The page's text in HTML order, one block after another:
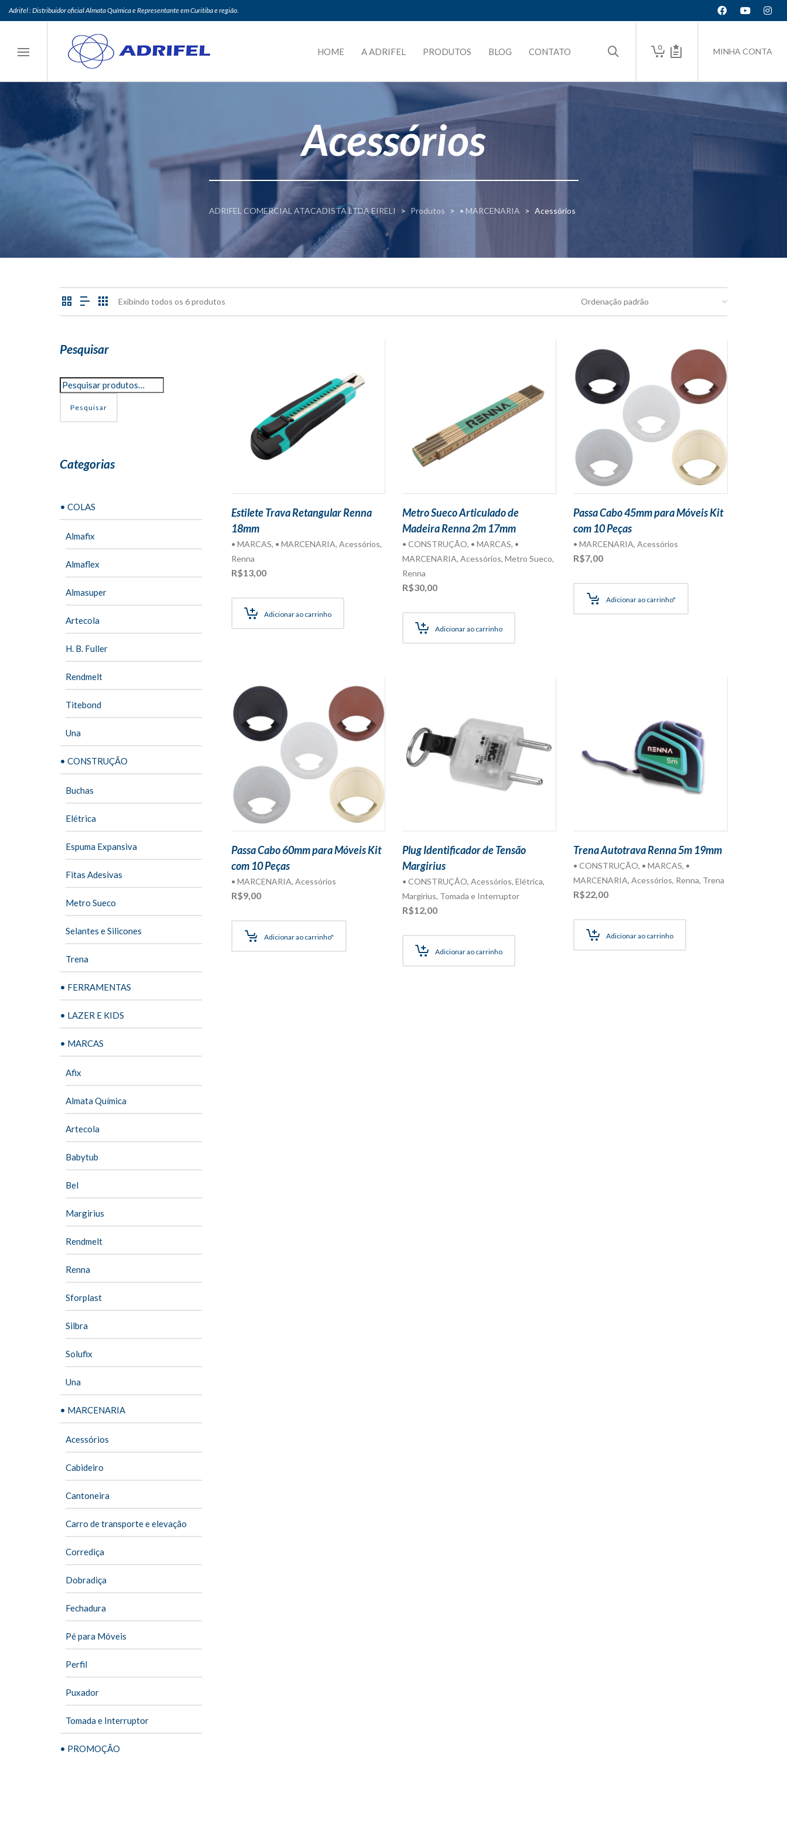
Adrifel : Distribuidor oficial Almata Química e Representante em Curitiba e região.
0 MINHA CONTA
HOME A ADRIFEL PRODUTOS BLOG CONTATO
Acessórios
ADRIFEL COMERCIAL ATACADISTA LTDA EIRELI > Produtos > • MARCENARIA > Acessórios
Exibindo todos os 6 produtos
Estilete Trava Retangular Renna
18mm
• MARCAS, • MARCENARIA, Acessórios,
Renna
R$13,00
Adicionar ao carrinho
Metro Sueco Articulado de
Madeira Renna 2m 17mm
• CONSTRUÇÃO, • MARCAS, •
MARCENARIA, Acessórios, Metro Sueco,
Renna
R$30,00
Adicionar ao carrinho
Passa Cabo 45mm para Móveis Kit
com 10 Peças
• MARCENARIA,Acessórios
R$7,00
Adicionar ao carrinho"
Passa Cabo 60mm para Móveis Kit
com 10 Peças
• MARCENARIA, Acessórios
R$9,00
Adicionar ao carrinho"
Plug Identificador de Tensão
Margirius
• CONSTRUÇÃO, Acessórios, Elétrica,
Margirius, Tomada e Interruptor
R$12,00
Adicionar ao carrinho
Trena Autotrava Renna 5m 19mm
• CONSTRUÇÃO, • MARCAS, •
MARCENARIA,Acessórios, Renna, Trena
R$22,00
Adicionar ao carrinho
Pesquisar
Pesquisar
Categorias
• COLAS
Almafix
Almaflex
Almasuper
Artecola
H. B. Fuller
Rendmelt
Titebond
Una
• CONSTRUÇÃO
Buchas
Elétrica
Espuma Expansiva
Fitas Adesivas
Metro Sueco
Selantes e Silicones
Trena
• FERRAMENTAS
• LAZER E KIDS
• MARCAS
Afix
Almata Química
Artecola
Babytub
Bel
Margirius
Rendmelt
Renna
Sforplast
Silbra
Solufix
Una
• MARCENARIA
Acessórios
Cabideiro
Cantoneira
Carro de transporte e elevação
Corrediça
Dobradiça
Fechadura
Pé para Móveis
Perfil
Puxador
Tomada e Interruptor
• PROMOÇÃO